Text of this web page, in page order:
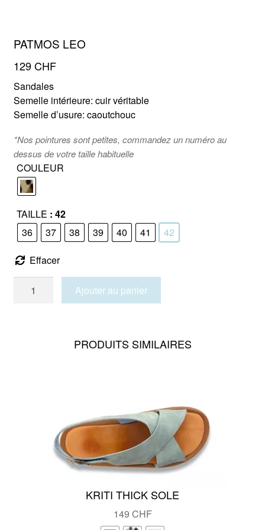
PATMOS LEO
129CHF
Sandales
Semelle intérieure: cuir véritable
Semelle d’usure: caoutchouc
*Nos pointures sont petites, commandez un numéro au
dessus de votre taille habituelle
COULEUR
TAILLE : 42
36
37 38 39 40 41 42
Effacer
Ajouter au panier
PRODUITS SIMILAIRES
KRITI THICK SOLE
149 CHF